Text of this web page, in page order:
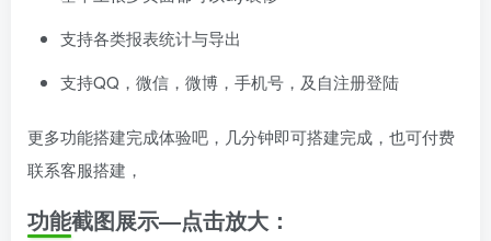
支持各类报表统计与导出
支持QQ，微信，微博，手机号，及自注册登陆
更多功能搭建完成体验吧，几分钟即可搭建完成，也可付费
联系客服搭建，
功能截图展示—点击放大：